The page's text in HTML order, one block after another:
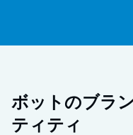
ボットのブラ
ティティ